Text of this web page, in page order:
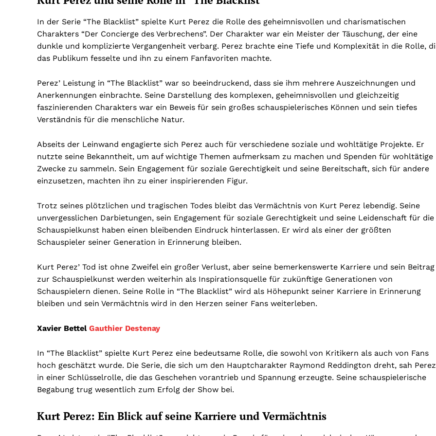
In der Serie “The Blacklist” spielte Kurt Perez die Rolle des geheimnisvollen und charismatischen
Charakters “Der Concierge des Verbrechens”. Der Charakter war ein Meister der Täuschung, der eine
dunkle und komplizierte Vergangenheit verbarg. Perez brachte eine Tiefe und Komplexität in die Rolle,
das Publikum fesselte und ihn zu einem Fanfavoriten machte.
Perez’ Leistung in “The Blacklist” war so beeindruckend, dass sie ihm mehrere Auszeichnungen und
Anerkennungen einbrachte. Seine Darstellung des komplexen, geheimnisvollen und gleichzeitig
faszinierenden Charakters war ein Beweis für sein großes schauspielerisches Können und sein tiefes
Verständnis für die menschliche Natur.
Abseits der Leinwand engagierte sich Perez auch für verschiedene soziale und wohltätige Projekte. Er
nutzte seine Bekanntheit, um auf wichtige Themen aufmerksam zu machen und Spenden für wohltätige
Zwecke zu sammeln. Sein Engagement für soziale Gerechtigkeit und seine Bereitschaft, sich für andere
einzusetzen, machten ihn zu einer inspirierenden Figur.
Trotz seines plötzlichen und tragischen Todes bleibt das Vermächtnis von Kurt Perez lebendig. Seine
unvergesslichen Darbietungen, sein Engagement für soziale Gerechtigkeit und seine Leidenschaft für die
Schauspielkunst haben einen bleibenden Eindruck hinterlassen. Er wird als einer der größten
Schauspieler seiner Generation in Erinnerung bleiben.
Kurt Perez’ Tod ist ohne Zweifel ein großer Verlust, aber seine bemerkenswerte Karriere und sein Beitrag
zur Schauspielkunst werden weiterhin als Inspirationsquelle für zukünftige Generationen von
Schauspielern dienen. Seine Rolle in “The Blacklist” wird als Höhepunkt seiner Karriere in Erinnerung
bleiben und sein Vermächtnis wird in den Herzen seiner Fans weiterleben.
Xavier Bettel Gauthier Destenay
In “The Blacklist” spielte Kurt Perez eine bedeutsame Rolle, die sowohl von Kritikern als auch von Fans
hoch geschätzt wurde. Die Serie, die sich um den Hauptcharakter Raymond Reddington dreht, sah Perez
in einer Schlüsselrolle, die das Geschehen vorantrieb und Spannung erzeugte. Seine schauspielerische
Begabung trug wesentlich zum Erfolg der Show bei.
Kurt Perez: Ein Blick auf seine Karriere und Vermächtnis